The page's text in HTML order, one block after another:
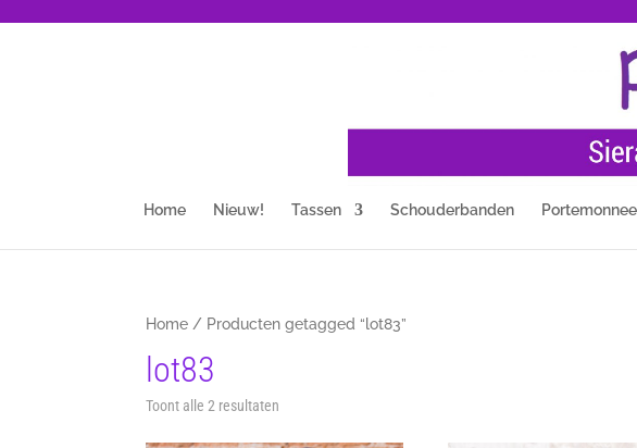
Home Nieuw! Tassen Schouderbanden
Home / Producten getagged “lot83”
lot83
Toont alle 2 resultaten